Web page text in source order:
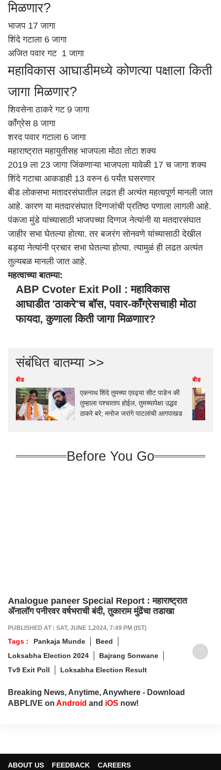
मिळणार?
भाजप 17 जागा
शिंदे गटाला 6 जागा
अजित पवार गट 1 जागा
महाविकास आघाडीमध्ये कोणत्या पक्षाला किती
जागा मिळणार?
शिवसेना ठाकरे गट 9 जागा
काँग्रेस 8 जागा
शरद पवार गटाला 6 जागा
महाराष्ट्रात महायुतीसह भाजपला मोठा तोटा शक्य
2019 ला 23 जागा जिंकणाऱ्या भाजपला यावेळी 17 च जागा शक्य
शिंदे गटाचा आकडाही 13 वरुन 6 पर्यंत घसरणार
बीड लोकसभा मतादरसंघातील लढत ही अत्यंत महत्वपूर्ण मानली जात
आहे. कारण या मतदारसंघात दिग्गजांची प्रतिष्ठ पणाला लागली आहे.
पंकजा मुंडे यांच्यासाठी भाजपच्या दिग्गज नेत्यांनी या मतदारसंघात
जाहीर सभा घेतल्या होत्या. तर बजरंग सोनवणे यांच्यासाठी देखील
बड्या नेत्यांनी प्रचार सभा घेतल्या होत्या. त्यामुळं ही लढत अत्यंत
तुल्यबळ मानली जात आहे.
महत्वाच्या बातम्या:
ABP Cvoter Exit Poll : महाविकास
आघाडीत 'ठाकरे'च बॉस, पवार-काँग्रेसचाही मोठा
फायदा, कुणाला किती जागा मिळणाार?
संबंधित बातम्या >>
बीड
एकनाथ शिंदे तुमच्या एवढ्या सीट पाडेन की
तुम्हाला पश्चाताप होईल, तुमच्यापेक्षा उद्धव
ठाकरे बरे; मनोज जरांगे पाटलांची आगपाखड
बीड
Before You Go
Analogue paneer Special Report : महाराष्ट्रात
ॲनालॉग पनीरवर वर्षभराची बंदी, तुकाराम मुंढेंचा तडाखा
PUBLISHED AT : SAT, JUNE 1,2024, 7:49 PM (IST)
Tags : Pankaja Munde
Beed
Loksabha Election 2024
Bajrang Sonwane
Tv9 Exit Poll
Loksabha Election Result
Breaking News, Anytime, Anywhere - Download
ABPLIVE on Android and iOS now!
ABOUT US FEEDBACK CAREERS